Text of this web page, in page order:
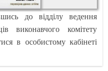
до відділу ведення
виконавчого комітету
в особистому кабінеті